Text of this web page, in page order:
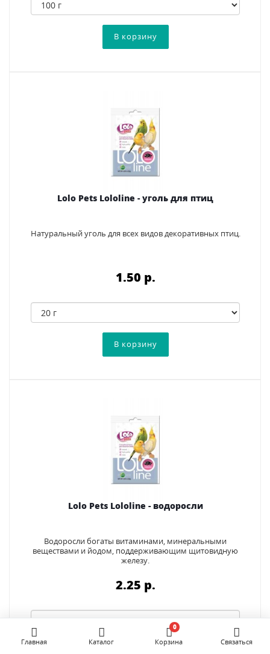
Lolo Pets Lololine - уголь для птиц
Натуральный уголь для всех видов декоративных птиц.
1.50 p.
Lolo Pets Lololine - водоросли
Водоросли богаты витаминами, минеральными
веществами и йодом, поддерживающим щитовидную
железу.
2.25 p.
Главная Каталог Корзина
0
Связаться